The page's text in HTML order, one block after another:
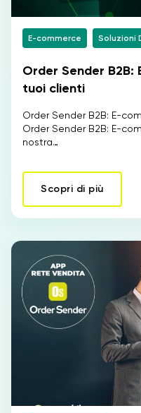
E-commerce Soluzioni
Order Sender B2B:
tuoi clienti
Order Sender B2B: E-
Order Sender B2B: E-
nostra…
Scopri di più